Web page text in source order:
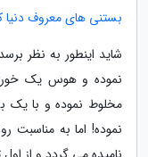
بستنی های معروف دنیا
شاید اینطور به نظر
نموده و هوس یک
مخلوط نموده و با یک
نموده! اما به مناسبت